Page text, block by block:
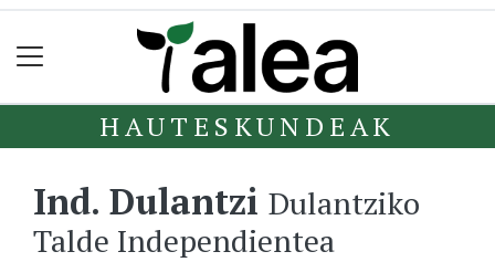
HAUTESKUNDEAK
Ind. Dulantzi Dulantziko
Talde Independientea